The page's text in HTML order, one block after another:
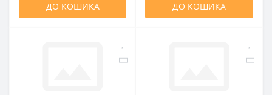
ДО КОШИКА ДО КОШИКА